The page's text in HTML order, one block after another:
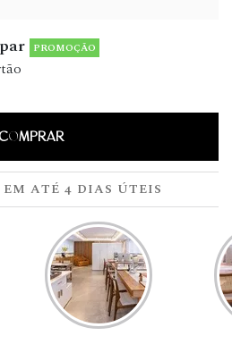
PROMOÇÃO
ATÉ 4 DIAS ÚTEIS